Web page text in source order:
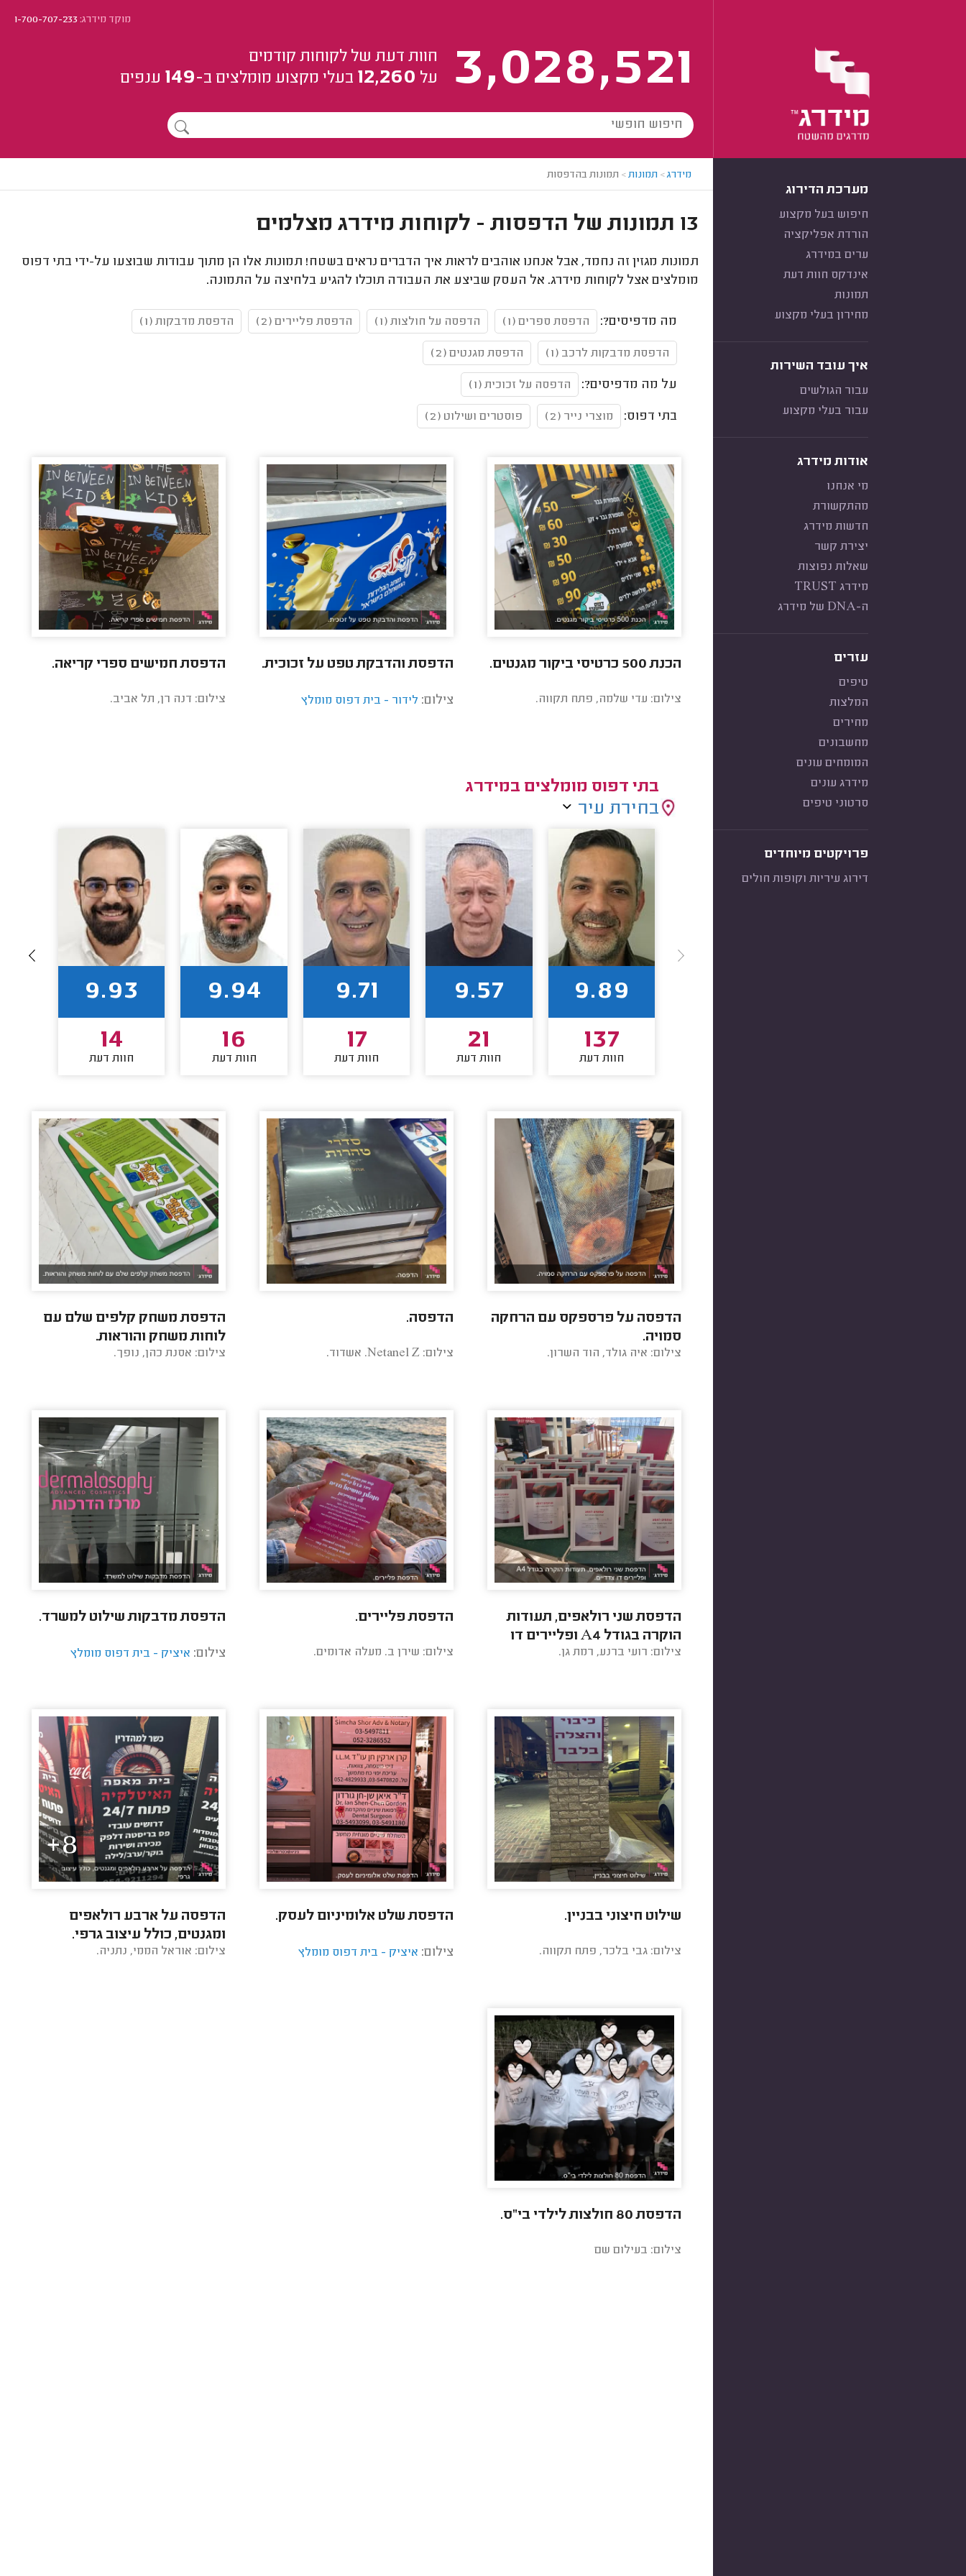
מוקד מידרג:1-700-707-233
3,028,521
חוות דעת של לקוחות קודמים
על 12,260 בעלי מקצוע מומלצים ב-149 ענפים
מערכת הדירוג
חיפוש בעל מקצוע
הורדת אפליקציה
ערים במידרג
אינדקס חוות דעת
תמונות
מחירון בעלי מקצוע
איך עובד השירות
עבור הגולשים
עבור בעלי מקצוע
אודות מידרג
מי אנחנו
מהתקשורת
חדשות מידרג
יצירת קשר
שאלות נפוצות
מידרג TRUST
ה-DNA של מידרג
עזרים
טיפים
המלצות
מחירים
מחשבונים
המומחים עונים
מידרג עונים
סרטוני טיפים
פרויקטים מיוחדים
דירוג עיריות וקופות חולים
מידרג> תמונות> תמונות בהדפסות
13 תמונות של הדפסות - לקוחות מידרג מצלמים
תמונות מגזין זה נחמד, אבל אנחנו אוהבים לראות איך הדברים נראים בשטח! תמונות אלו הן מתוך עבודות שבוצעו על-ידי בתי דפוס
מומלצים אצל לקוחות מידרג. אל העסק שביצע את העבודה תוכלו להגיע בלחיצה על התמונה.
מה מדפיסים?: הדפסת ספרים (1) הדפסה על חולצות (1) הדפסת פליירים (2) הדפסת מדבקות (1)
הדפסת מדבקות לרכב (1) הדפסת מגנטים (2)
על מה מדפיסים?: הדפסה על זכוכית (1)
בתי דפוס: מוצרי נייר (2) פוסטרים ושילוט (2)
הכנת 500 כרטיסי ביקור מגנטים.
צילום: עדי שלמה, פתח תקווה.
הדפסת והדבקת טפט על זכוכית.
צילום: לידור - בית דפוס מומלץ
הדפסת חמישים ספרי קריאה.
צילום: דנה רן, תל אביב.
בתי דפוס מומלצים במידרג
בחירת עיר
9.89
137
חוות דעת
9.57
21
חוות דעת
9.71
17
חוות דעת
9.94
16
חוות דעת
9.93
14
חוות דעת
הדפסה על פרספקס עם הרחקה
סמויה.
צילום: איה גולד, הוד השרון.
הדפסה.
צילום: Netanel Z. אשדוד.
הדפסת משחק קלפים שלם עם
לוחות משחק והוראות.
צילום: אסנת כהן, נופך.
הדפסת שני רולאפים, תעודות
הוקרה בגודל A4 ופליירים דו
צדדיים.
צילום: רועי ברנע, רמת גן.
הדפסת פליירים.
צילום: שירן ב. מעלה אדומים.
הדפסת מדבקות שילוט למשרד.
צילום: איציק - בית דפוס מומלץ
שילוט חיצוני בבניין.
צילום: גבי בלכר, פתח תקווה.
הדפסת שלט אלומיניום לעסק.
צילום: איציק - בית דפוס מומלץ
8+
הדפסה על ארבע רולאפים
ומגנטים, כולל עיצוב גרפי.
צילום: אוראל הממי, נתניה.
הדפסת 80 חולצות לילדי בי"ס.
צילום: בעילום שם